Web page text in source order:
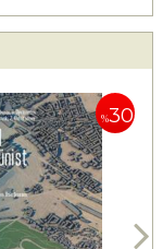
%30